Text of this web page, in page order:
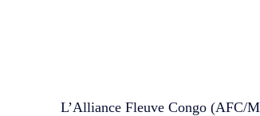
L’Alliance Fleuve Congo (AFC/